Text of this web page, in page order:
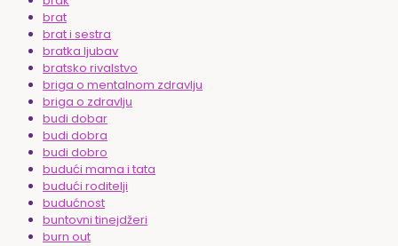
brat
brat i sestra
bratka ljubav
bratsko rivalstvo
briga o mentalnom zdravlju
briga o zdravlju
budi dobar
budi dobra
budi dobro
budući mama i tata
budući roditelji
budućnost
buntovni tinejdžeri
burn out